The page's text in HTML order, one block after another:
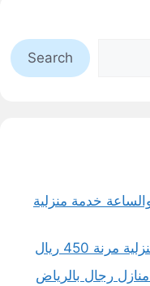
Search
خدمة منزلية
450 ريال
رجال بالرياض